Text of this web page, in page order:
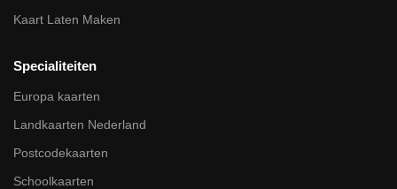
Kaart Laten Maken
Specialiteiten
Europa kaarten
Landkaarten Nederland
Postcodekaarten
Schoolkaarten